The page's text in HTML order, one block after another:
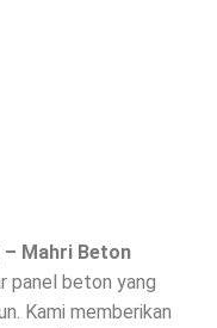
– Mahri Beton
panel beton yang
Kami memberikan